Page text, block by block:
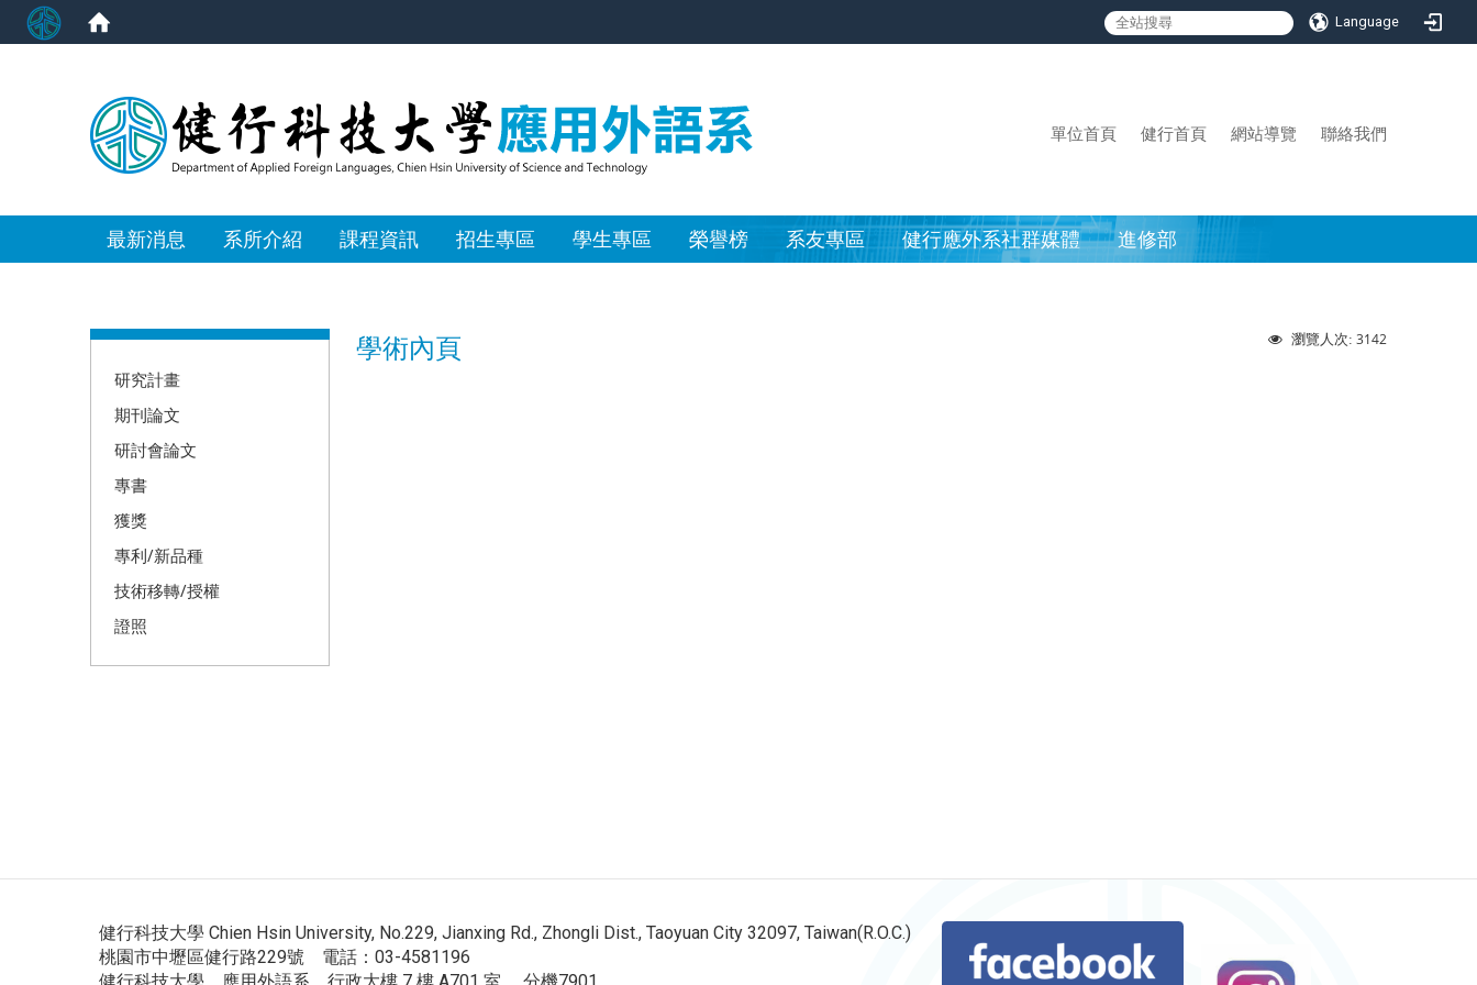
Language
單位首頁 健行首頁 網站導覽 聯絡我們
最新消息 系所介紹 課程資訊 招生專區 學生專區 榮譽榜 系友專區 健行應外系社群媒體 進修部
研究計畫
期刊論文
研討會論文
專書
獲獎
專利/新品種
技術移轉/授權
證照
瀏覽人次: 3142
學術內頁
健行科技大學 Chien Hsin University, No.229, Jianxing Rd., Zhongli Dist., Taoyuan City 32097, Taiwan(R.O.C.)
桃園市中壢區健行路229號 電話：03-4581196